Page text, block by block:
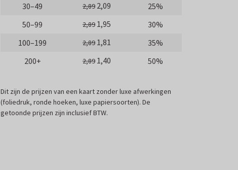
30–49
2,89 2,09
25%
50–99
2,89 1,95
30%
100–199
2,89 1,81
35%
200+
2,89 1,40 50%
Dit zijn de prijzen van een kaart zonder luxe afwerkingen
(foliedruk, ronde hoeken, luxe papiersoorten). De
getoonde prijzen zijn inclusief BTW.